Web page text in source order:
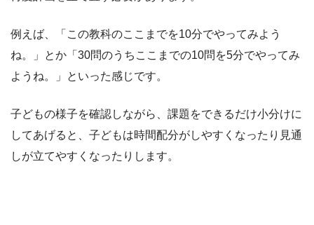
例えば、「この教科のここまでを10分でやってみよう
ね。」とか「30問のうちここまでの10問を5分でやってみ
ようね。」といった感じです。
子どもの様子を確認しながら、課題をできるだけ小分けに
してあげると、子どもは時間配分がしやすくなったり見通
しが立てやすくなったりします。